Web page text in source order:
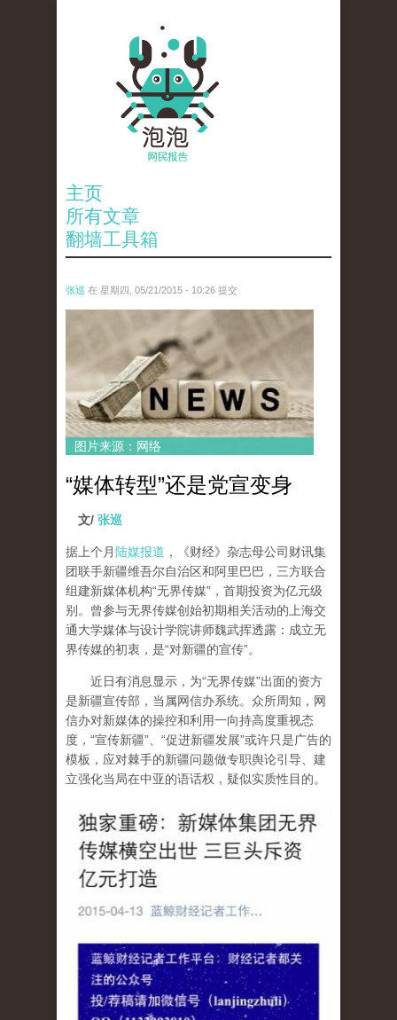
主页
所有文章
翻墙工具箱
张巡 在 星期四, 05/21/2015 - 10:26 提交
wen_tou_tu_.jpeg
图片来源：网络
“媒体转型”还是党宣变身
文/ 张巡
据上个月 陆媒报道 ，《财经》杂志母公司财讯集
团联手新疆维吾尔自治区和阿里巴巴，三方联合
组建新媒体机构“无界传媒”，首期投资为亿元级
别。曾参与无界传媒创始初期相关活动的上海交
通大学媒体与设计学院讲师魏武挥透露：成立无
界传媒的初衷，是“对新疆的宣传”。
近日有消息显示，为“无界传媒”出面的资方
是新疆宣传部，当属网信办系统。众所周知，网
信办对新媒体的操控和利用一向持高度重视态
度，“宣传新疆”、“促进新疆发展”或许只是广告的
模板，应对棘手的新疆问题做专职舆论引导、建
立强化当局在中亚的语话权，疑似实质性目的。